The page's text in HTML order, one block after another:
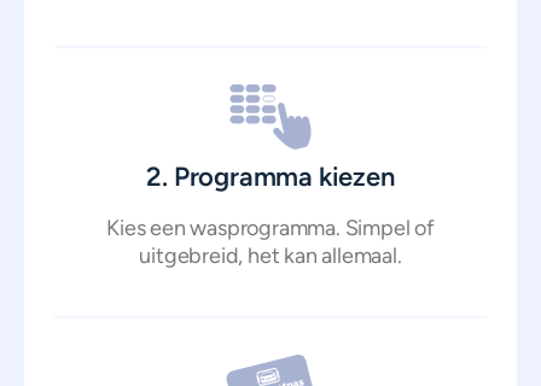
2. Programma kiezen
Kies een wasprogramma. Simpel of
uitgebreid, het kan allemaal.